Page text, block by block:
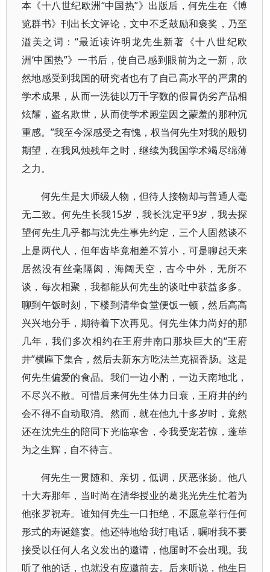
本《十八世纪欧洲“中国热”》出版后，何先生在《博
览群书》刊出长文评论，文中不乏鼓励和褒奖，乃至
溢美之词：“最近读许明龙先生新著《十八世纪欧
洲‘中国热”》一书后，使自己感到眼前为之一新，欣
然地感受到我国的研究者也有了自己高水平的严肃的
学术成果，从而一洗徒以万千字数的假冒伪劣产品相
炫耀，盗名欺世，从而使学术殿堂因之蒙羞的那种沉
重感。”我至今深感受之有愧，权当何先生对我的殷切
期望，在我风烛残年之时，继续为我国学术竭尽绵薄
之力。
何先生是大师级人物，但待人接物却与普通人毫
无二致。何先生长我15岁，我长沈定平9岁，我去探
望何先生几乎都与沈先生事先约定，三个人固然谈不
上是两代人，但年齿毕竟相差不算小，可是聊起天来
居然没有丝毫隔阂，海阔天空，古今中外，无所不
谈，每次相聚，我都能从何先生的谈吐中获益多多。
聊到午饭时刻，下楼到清华食堂便饭一顿，然后高高
兴兴地分手，期待着下次再见。何先生体力尚好的那
几年，我们多次相约在王府井南口那块巨大的“王府
井”横匾下集合，然后去新东方吃法兰克福香肠。这是
何先生偏爱的食品。我们一边小酌，一边天南地北，
不尽兴不散。可惜后来何先生体力日衰，王府井的约
会不得不自动取消。然而，就在他九十多岁时，竟然
还在沈先生的陪同下光临寒舍，令我受宠若惊，蓬荜
为之生辉，自不待言。
何先生一贯随和、亲切，低调，厌恶张扬。他八
十大寿那年，当时尚在清华授业的葛兆光先生忙着为
他张罗祝寿。谁知何先生一口拒绝，不愿意举行任何
形式的寿诞筵宴。他还特地给我打电话，嘱咐我不要
接受以任何人名义发出的邀请，他届时不会出现。我
听了他的话，也就没有应邀前去。后来听说，他生日